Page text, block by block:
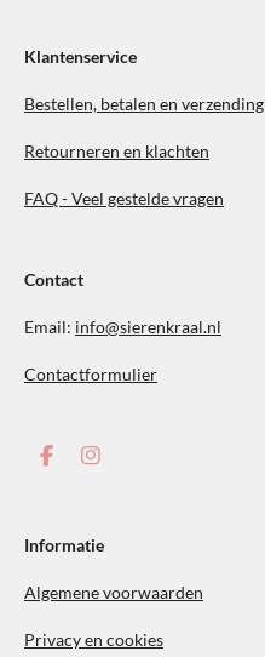
Klantenservice
Bestellen, betalen en verzending
Retourneren en klachten
FAQ - Veel gestelde vragen
Contact
Email: info@sierenkraal.nl
Contactformulier
F
b
k
I
a
a
Informatie
Algemene voorwaarden
Privacy en cookies